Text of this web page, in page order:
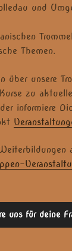
und
Trommel
Themen.
über unsere
zu
informiere
uns für deine